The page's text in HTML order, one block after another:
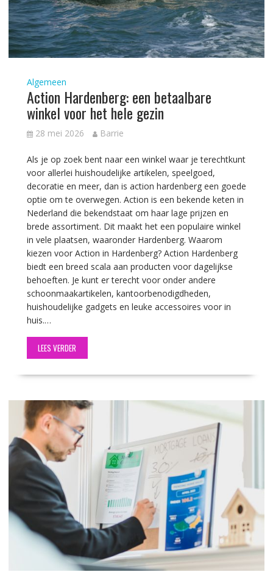
Algemeen
Action Hardenberg: een betaalbare
winkel voor het hele gezin
28 mei 2026 Barrie
Als je op zoek bent naar een winkel waar je terechtkunt
voor allerlei huishoudelijke artikelen, speelgoed,
decoratie en meer, dan is action hardenberg een goede
optie om te overwegen. Action is een bekende keten in
Nederland die bekendstaat om haar lage prijzen en
brede assortiment. Dit maakt het een populaire winkel
in vele plaatsen, waaronder Hardenberg. Waarom
kiezen voor Action in Hardenberg? Action Hardenberg
biedt een breed scala aan producten voor dagelijkse
behoeften. Je kunt er terecht voor onder andere
schoonmaakartikelen, kantoorbenodigdheden,
huishoudelijke gadgets en leuke accessoires voor in
huis.…
LEES VERDER